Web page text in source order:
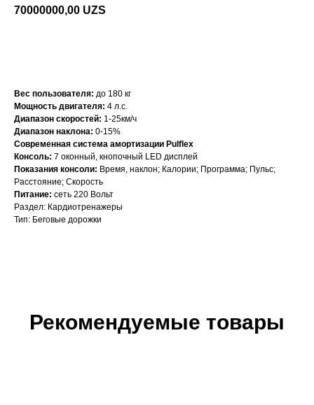
70000000,00 UZS
Вес пользователя: до 180 кг
Мощность двигателя: 4 л.с.
Диапазон скоростей: 1-25км/ч
Диапазон наклона: 0-15%
Современная система амортизации Pulflex
Консоль: 7 оконный, кнопочный LED дисплей
Показания консоли: Время, наклон; Калории; Программа; Пульс;
Расстояние; Скорость
Питание: сеть 220 Вольт
Раздел: Кардиотренажеры
Тип: Беговые дорожки
Рекомендуемые товары